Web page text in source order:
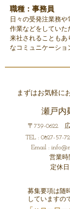
​職種：事務員
日々の受発注業務
作業などをしていた
来社されることもあ
なコミュニケーショ
まずはお気軽に
瀬戸内
〒739-0622
TEL : 0827-57-
Email :
営業時
定休
募集要項は随
していますの